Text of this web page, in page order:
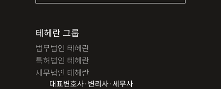
테헤란 그룹
법무법인 테헤란
특허법인 테헤란
세무법인 테헤란
대표변호사·변리사·세무사